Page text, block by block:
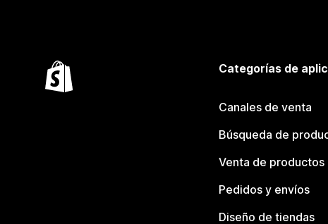
Categorías de
Canales de venta
Búsqueda de
Venta de productos
Pedidos y envíos
Diseño de tiendas